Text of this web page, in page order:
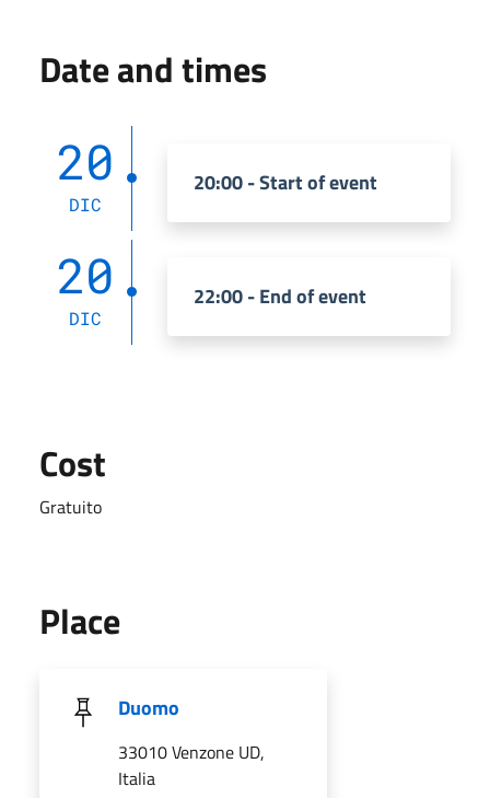
Date and times
20
DIC
20:00 - Start of event
20
DIC
22:00 - End of event
Cost
Gratuito
Place
Duomo
33010 Venzone UD,
Italia